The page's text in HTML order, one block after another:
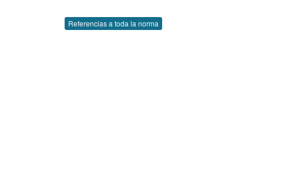
Referencias a toda la norma